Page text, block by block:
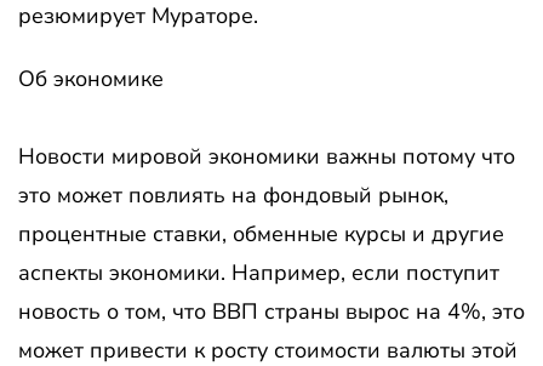
резюмирует Мураторе.
Об экономике
Новости мировой экономики важны потому что
это может повлиять на фондовый рынок,
процентные ставки, обменные курсы и другие
аспекты экономики. Например, если поступит
новость о том, что ВВП страны вырос на 4%, это
может привести к росту стоимости валюты этой